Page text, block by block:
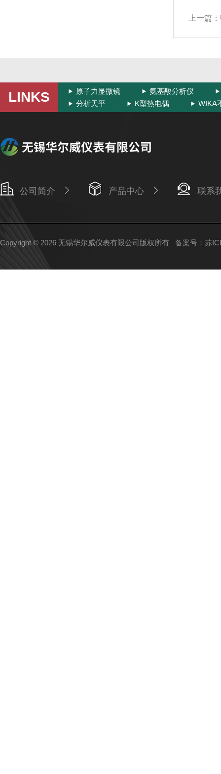
上一篇：
LINKS 原子力显微镜
氨基酸分析仪
分析天平
K型热电偶 WIKA
公司简介 产品中心 联系
Copyright © 2026 无锡华尔威仪表有限公司版权所有 备案号：苏